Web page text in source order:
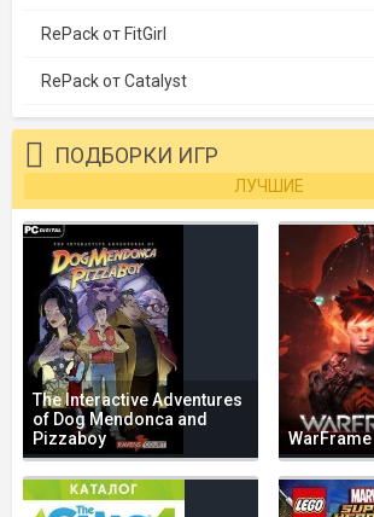
RePack от FitGirl
RePack от Catalyst
ПОДБОРКИ ИГР
ЛУЧШИЕ
The Interactive Adventures
of Dog Mendonca and
Pizzaboy
WarFrame